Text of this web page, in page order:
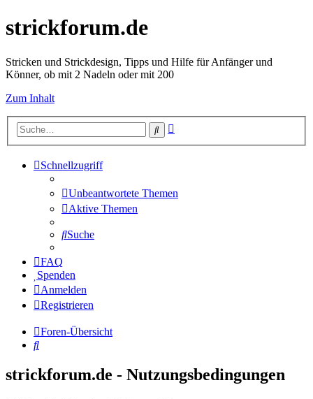
strickforum.de
Stricken und Strickdesign, Tipps und Hilfe für Anfänger und
Könner, ob mit 2 Nadeln oder mit 200
Zum Inhalt
Suche
Schnellzugriff
Unbeantwortete Themen
Aktive Themen
Suche
FAQ
Spenden
Anmelden
Registrieren
Foren-Übersicht
Suche
strickforum.de - Nutzungsbedingungen